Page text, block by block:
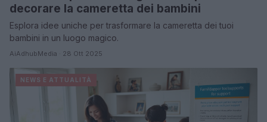
decorare la cameretta dei bambini
Esplora idee uniche per trasformare la cameretta dei tuoi
bambini in un luogo magico.
AiAdhubMedia · 28 Ott 2025
NEWS E ATTUALITÀ